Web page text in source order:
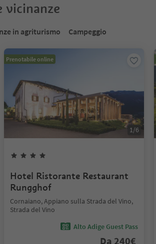
vicinanze
in agriturismo Campeggio
Prenotabile online
1/6
Hotel Ristorante Restaurant
Rungghof
Cornaiano, Appiano sulla Strada del Vino,
Strada del Vino
Alto Adige Guest Pass
Da 240€